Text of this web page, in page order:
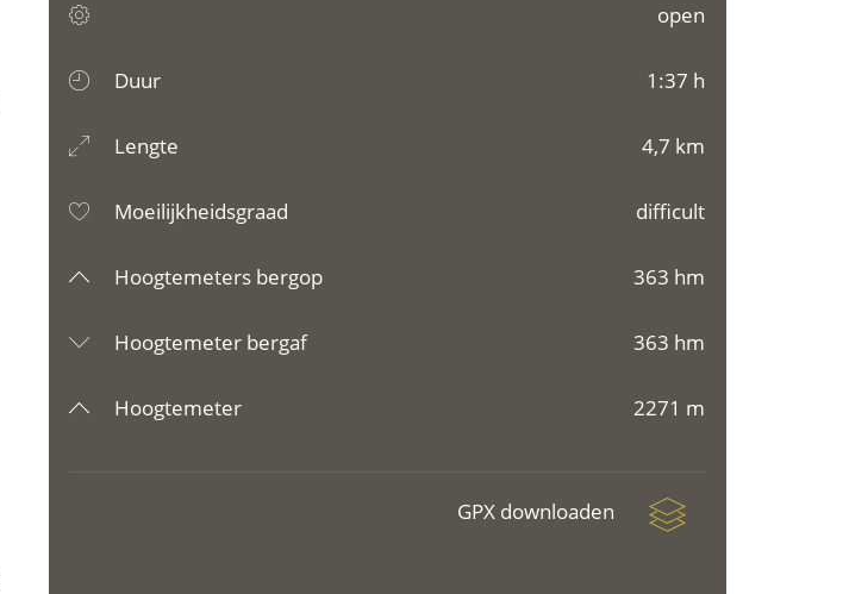
open
Duur 1:37 h
Lengte 4,7 km
Moeilijkheidsgraad difficult
Hoogtemeters bergop 363 hm
Hoogtemeter bergaf 363 hm
Hoogtemeter 2271 m
GPX downloaden